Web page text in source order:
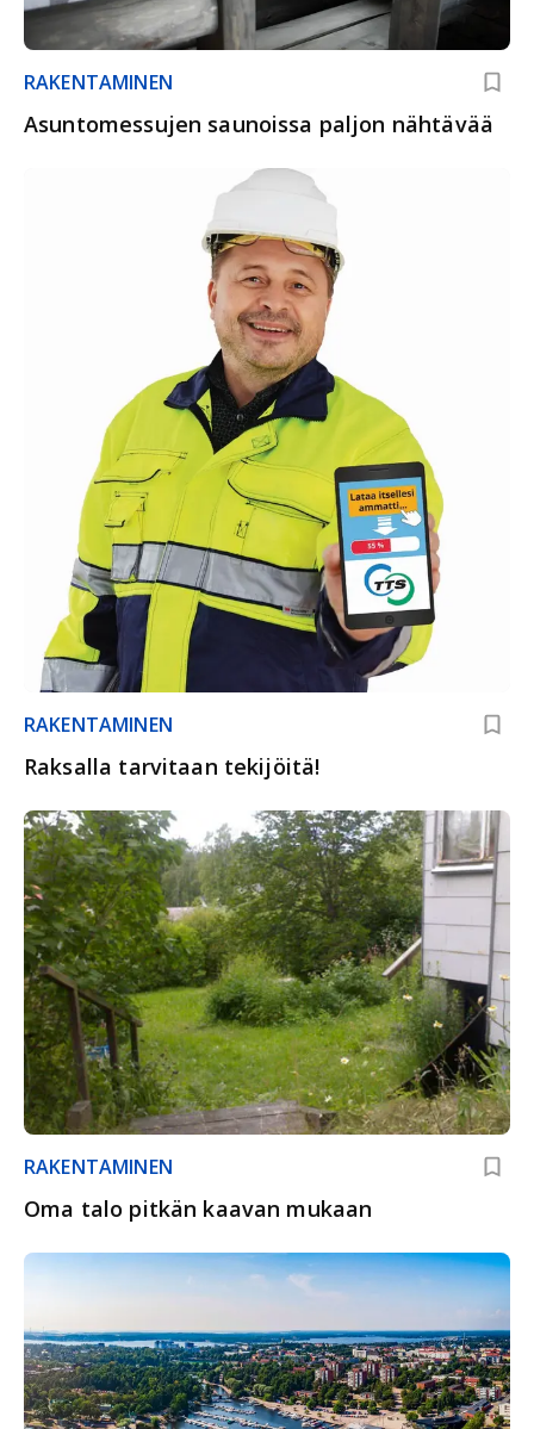
RAKENTAMINEN
Asuntomessujen saunoissa paljon nähtävää
RAKENTAMINEN
Raksalla tarvitaan tekijöitä!
RAKENTAMINEN
Oma talo pitkän kaavan mukaan